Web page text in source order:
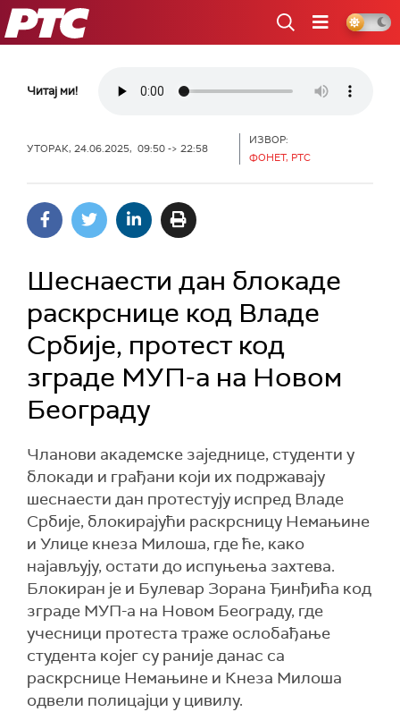
РТС
Читај ми!
УТОРАК, 24.06.2025, 09:50 -> 22:58
ИЗВОР:
ФОНЕТ, РТС
Шеснаести дан блокаде
раскрснице код Владе
Србије, протест код
зграде МУП-а на Новом
Београду
Чланови академске заједнице, студенти у
блокади и грађани који их подржавају
шеснаести дан протестују испред Владе
Србије, блокирајући раскрсницу Немањине
и Улице кнеза Милоша, где ће, како
најављују, остати до испуњења захтева.
Блокиран је и Булевар Зорана Ђинђића код
зграде МУП-а на Новом Београду, где
учесници протеста траже ослобађање
студента којег су раније данас са
раскрснице Немањине и Кнеза Милоша
одвели полицајци у цивилу.